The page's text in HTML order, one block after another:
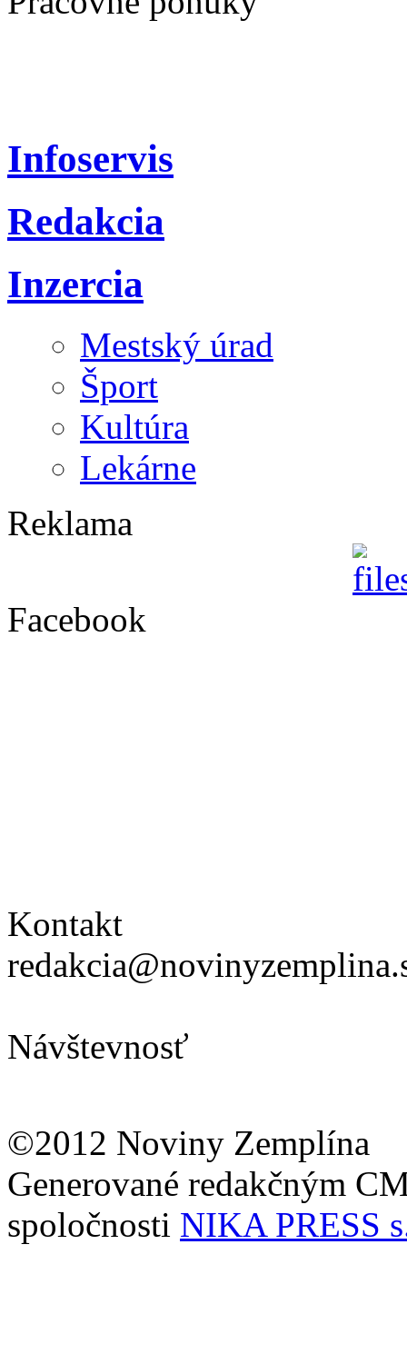
Infoservis
Redakcia
Inzercia
Mestský úrad
Šport
Kultúra
Lekárne
Reklama
Facebook
Kontakt
Návštevnosť
©2012 Noviny Zemplína
Generované redakčným
spoločnosti NIKA PRESS